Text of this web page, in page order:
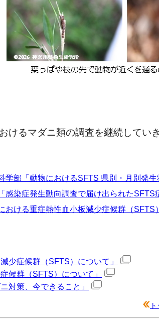
けるマダニ類の調査を継続してい
部「動物におけるSFTS 県別・月別発生
染症発生動向調査で届け出られたSFTS
ける重症熱性血小板減少症候群（SFTS
少症候群（SFTS）について」
候群（SFTS）について」
対策、今できること」